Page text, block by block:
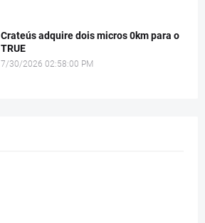
Crateús adquire dois micros 0km para o
TRUE
7/30/2026 02:58:00 PM